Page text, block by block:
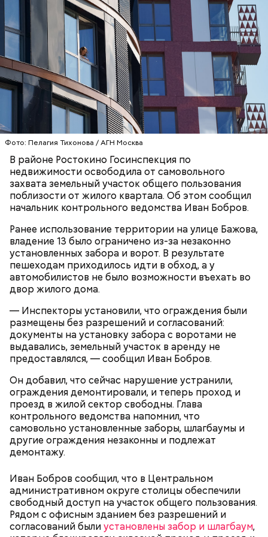
Фото: Пелагия Тихонова / АГН Москва
В районе Ростокино Госинспекция по
недвижимости освободила от самовольного
захвата земельный участок общего пользования
поблизости от жилого квартала. Об этом сообщил
начальник контрольного ведомства Иван Бобров.
Ранее использование территории на улице Бажова,
владение 13 было ограничено из-за незаконно
установленных забора и ворот. В результате
пешеходам приходилось идти в обход, а у
автомобилистов не было возможности въехать во
двор жилого дома.
— Инспекторы установили, что ограждения были
размещены без разрешений и согласований:
документы на установку забора с воротами не
выдавались, земельный участок в аренду не
предоставлялся, — сообщил Иван Бобров.
Он добавил, что сейчас нарушение устранили,
ограждения демонтировали, и теперь проход и
проезд в жилой сектор свободны. Глава
контрольного ведомства напомнил, что
самовольно установленные заборы, шлагбаумы и
другие ограждения незаконны и подлежат
демонтажу.
Иван Бобров сообщил, что в Центральном
административном округе столицы обеспечили
свободный доступ на участок общего пользования.
Рядом с офисным зданием без разрешений и
согласований былиустановлены забор и шлагбаум,
— Маршрут затрагивает востребованные улицы
районов. Таким образом, жители разных районов
смогут как отдыхать, так и ездить по делам по
реализованным велополосам и велодорожкам.
Фото: Shutterstock
Где проходит
Существуют несколько версий, какой именно дом
Небольшой деревянный дом построили в начале
XIX века, предположительно, в 1830 годах. В здании
есть полуподвальный этаж, который обустроен
под жилое помещение.
булгаковед — о новой
экранизации «Мастера и
Маргариты»
Большой Гнездниковский переулок
Метароман не для всех: чем
удивит новая экранизация
«Мастера и Маргариты»
Топ-10 милых зверят, которые
появились на свет в Московском
зоопарке
Парк Горького
Парк Горького заслуженно называют главным
мест москвичей. Огромный комплекс занимает
более 219 гектаров. По нему приятно совершить
неспешную прогулку в окружении цветущих клумб
или провести время более активно. Например,
покататься на велосипедах или самокатах по
набережной Москвы-реки.
концерты, отмечают День города, День Победы, а
зимой заливают каток.
Более 40 тысяч пассажиров
теплоходов принял Северный
речной вокзал в июне